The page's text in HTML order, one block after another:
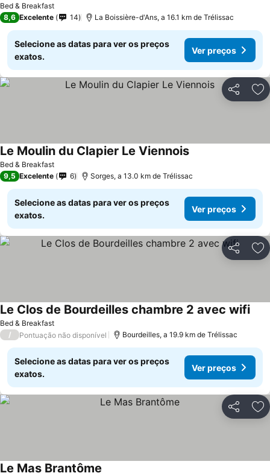
Bed & Breakfast
8,6 Excelente 14 La Boissière-d'Ans, a 16.1 km de Trélissac
Selecione as datas para ver os preços
exatos.
Ver preços
Partilhar
Bed & Breakfast
Le Moulin du Clapier Le Viennois
9,5 Excelente 6 Sorges, a 13.0 km de Trélissac
Selecione as datas para ver os preços
exatos.
Ver preços
Partilhar
Bed & Breakfast
Le Clos de Bourdeilles chambre 2 avec wifi
/ Pontuação não disponível Bourdeilles, a 19.9 km de Trélissac
Selecione as datas para ver os preços
exatos.
Ver preços
Partilhar
Le Mas Brantôme